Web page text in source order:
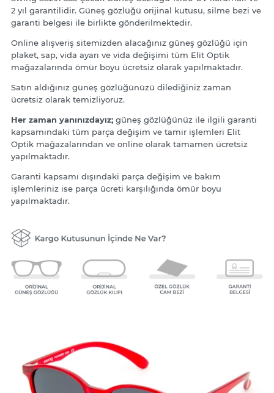
2 yıl garantilidir. Güneş gözlüğü orijinal kutusu, silme bezi ve
garanti belgesi ile birlikte gönderilmektedir.
Online alışveriş sitemizden alacağınız güneş gözlüğü için
plaket, sap, vida ayarı ve vida değişimi tüm Elit Optik
mağazalarında ömür boyu ücretsiz olarak yapılmaktadır.
Satın aldığınız güneş gözlüğünüzü dilediğiniz zaman
ücretsiz olarak temizliyoruz.
Her zaman yanınızdayız; güneş gözlüğünüz ile ilgili garanti
kapsamındaki tüm parça değişim ve tamir işlemleri Elit
Optik mağazalarından ve online olarak tamamen ücretsiz
yapılmaktadır.
Garanti kapsamı dışındaki parça değişim ve bakım
işlemleriniz ise parça ücreti karşılığında ömür boyu
yapılmaktadır.